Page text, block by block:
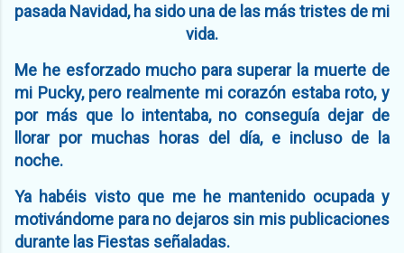
pasada Navidad, ha sido una de las más tristes de mi
vida.
Me he esforzado mucho para superar la muerte de
mi Pucky, pero realmente mi corazón estaba roto, y
por más que lo intentaba, no conseguía dejar de
llorar por muchas horas del día, e incluso de la
noche.
Ya habéis visto que me he mantenido ocupada y
motivándome para no dejaros sin mis publicaciones
durante las Fiestas señaladas.